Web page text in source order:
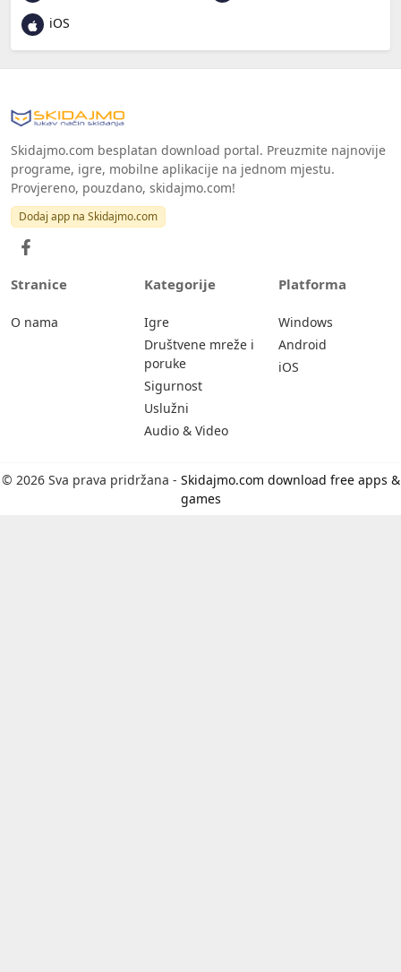
iOS
Skidajmo.com besplatan download portal. Preuzmite najnovije
programe, igre, mobilne aplikacije na jednom mjestu.
Provjereno, pouzdano, skidajmo.com!
Dodaj app na Skidajmo.com
Stranice
O nama
Kategorije
Igre
Društvene mreže i
poruke
Sigurnost
Uslužni
Audio & Video
Platforma
Windows
Android
iOS
© 2026 Sva prava pridržana - Skidajmo.com download free apps &
games